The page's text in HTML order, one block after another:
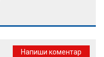
Напиши коментар